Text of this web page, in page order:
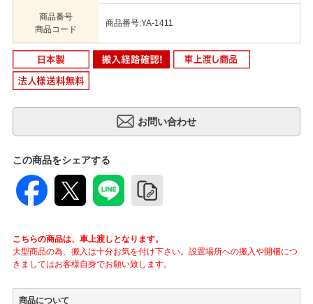
商品番号
商品コード
商品番号:YA-1411
この商品をシェアする
こちらの商品は、車上渡しとなります。
大型商品の為、搬入は十分お気を付け下さい。設置場所への搬入や開梱につ
きましてはお客様自身でお願い致します。
商品について